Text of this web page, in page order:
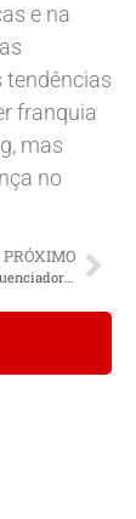
e na
tendências
franquia
mas
no
PRÓXIMO
Negociando com Influenciadores Locais: Estratégias Efetivas para Franquias no Brasil